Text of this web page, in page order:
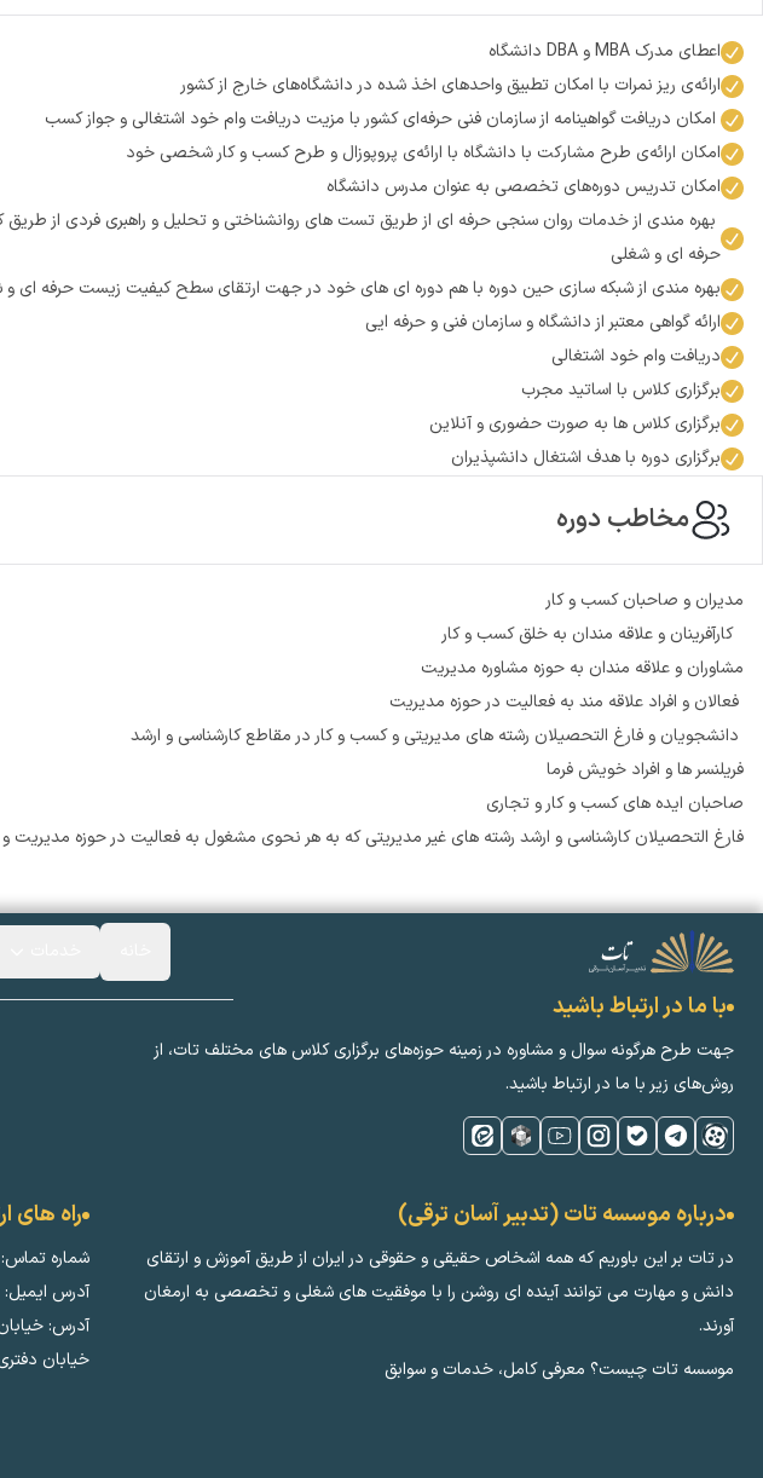
اعطای مدرک MBA و DBA دانشگاه
ارائه‌ی ریز نمرات با امکان تطبیق واحدهای اخذ شده در دانشگاه‌های خارج از کشور
امکان دریافت گواهینامه از سازمان فنی حرفه‌ای کشور با مزیت دریافت وام خود اشتغالی و جواز کسب
امکان ارائه‌ی طرح مشارکت با دانشگاه با ارائه‌ی پروپوزال و طرح کسب و کار شخصی خود
امکان تدریس دوره‌های تخصصی به عنوان مدرس دانشگاه
بهره مندی از خدمات روان سنجی حرفه ای از طریق تست های روانشناختی و تحلیل و راهبری فردی از
حرفه ای و شغلی
بهره مندی از شبکه سازی حین دوره با هم دوره ای های خود در جهت ارتقای سطح کیفیت زیست حرفه ای
ارائه گواهی معتبر از دانشگاه و سازمان فنی و حرفه ایی
دریافت وام خود اشتغالی
برگزاری کلاس با اساتید مجرب
برگزاری کلاس ها به صورت حضوری و آنلاین
برگزاری دوره با هدف اشتغال دانشپذیران
مخاطب دوره
مدیران و صاحبان کسب و کار
کارآفرینان و علاقه مندان به خلق کسب و کار
مشاوران و علاقه مندان به حوزه مشاوره مدیریت
فعالان و افراد علاقه مند به فعالیت در حوزه مدیریت
دانشجویان و فارغ التحصیلان رشته های مدیریتی و کسب و کار در مقاطع کارشناسی و ارشد
فریلنسر ها و افراد خویش فرما
صاحبان ایده های کسب و کار و تجاری
فارغ التحصیلان کارشناسی و ارشد رشته های غیر مدیریتی که به هر نحوی مشغول به فعالیت در حوزه مدیریت
با ما در ارتباط باشید
جهت طرح هرگونه سوال و مشاوره در زمینه‌ حوزه‌های برگزاری کلاس ‌های مختلف تات، از
روش‌های زیر با ما در ارتباط باشید.
درباره موسسه تات (تدبیر آسان ترقی)
در تات بر این باوریم که همه اشخاص حقیقی و حقوقی در ایران از طریق آموزش و ارتقای
دانش و مهارت می توانند آینده ای روشن را با موفقیت های شغلی و تخصصی به ارمغان
آورند.
موسسه تات چیست؟ معرفی کامل، خدمات و سوابق
راه های
شماره تماس:
آدرس ایمیل: info@tatpnu.com
آدرس:
خیابان